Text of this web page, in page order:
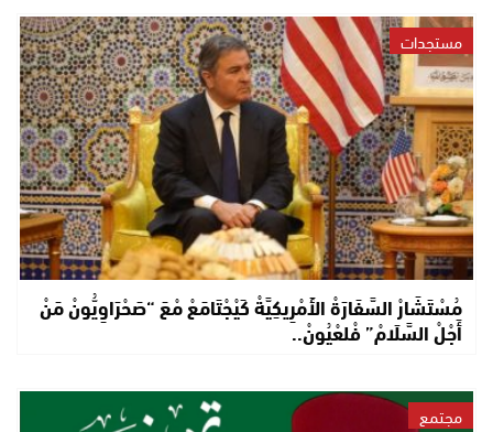
مستجدات
مُسْتَشَارْ السَّفَارَةْ الأَمْرِيكِيَّةْ كَيْجْتَامَعْ مْعَ “صَحْرَاوِيُّونْ مَنْ
أَجْلْ السَّلَامْ” فْلعْيُونْ..
مجتمع